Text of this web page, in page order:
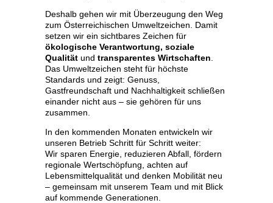
Deshalb gehen wir mit Überzeugung den Weg
zum Österreichischen Umweltzeichen. Damit
setzen wir ein sichtbares Zeichen für
ökologische Verantwortung, soziale
Qualität und transparentes Wirtschaften
Das Umweltzeichen steht für höchste
Standards und zeigt: Genuss,
Gastfreundschaft und Nachhaltigkeit schließen
einander nicht aus – sie gehören für uns
zusammen.
In den kommenden Monaten entwickeln wir
unseren Betrieb Schritt für Schritt weiter:
Wir sparen Energie, reduzieren Abfall, fördern
regionale Wertschöpfung, achten auf
Lebensmittelqualität und denken Mobilität neu
– gemeinsam mit unserem Team und mit Blick
auf kommende Generationen.